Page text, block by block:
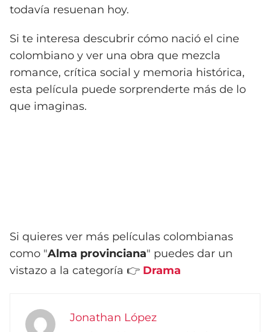
todavía resuenan hoy.
Si te interesa descubrir cómo nació el cine
colombiano y ver una obra que mezcla
romance, crítica social y memoria histórica,
esta película puede sorprenderte más de lo
que imaginas.
Si quieres ver más películas colombianas
como "Alma provinciana" puedes dar un
vistazo a la categoría 👉 Drama
Jonathan López